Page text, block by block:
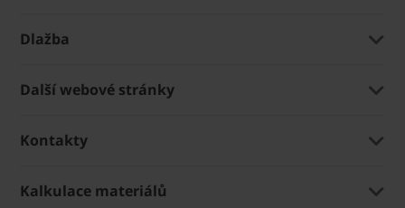
Dlažba
Další webové stránky
Kontakty
Kalkulace materiálů